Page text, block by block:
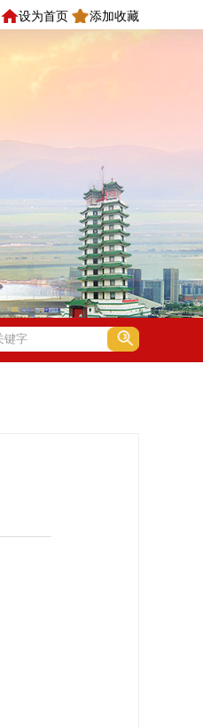
设为首页 添加收藏